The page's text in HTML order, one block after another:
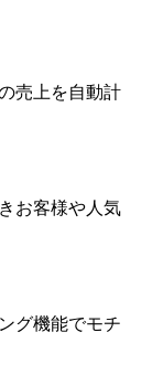
売上を自動計
お客様や人気
グ機能でモチ